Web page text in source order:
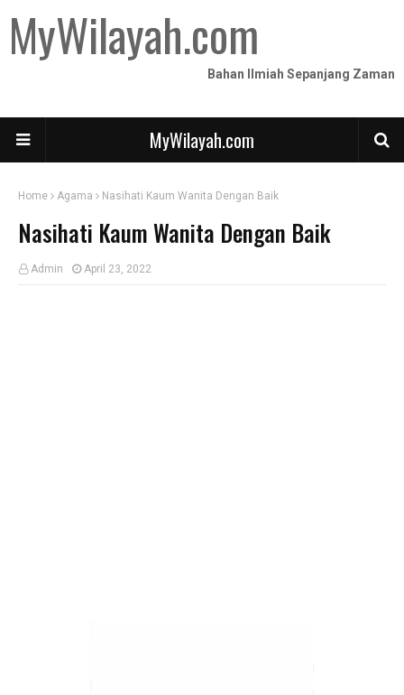
MyWilayah.com
Bahan Ilmiah Sepanjang Zaman
MyWilayah.com
Home Agama Nasihati Kaum Wanita Dengan Baik
Nasihati Kaum Wanita Dengan Baik
Admin April 23, 2022